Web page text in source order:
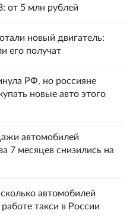
от 5 млн рублей
новый двигатель:
его получат
РФ, но россияне
новые авто этого
автомобилей
7 месяцев снизились на
автомобилей
такси в России